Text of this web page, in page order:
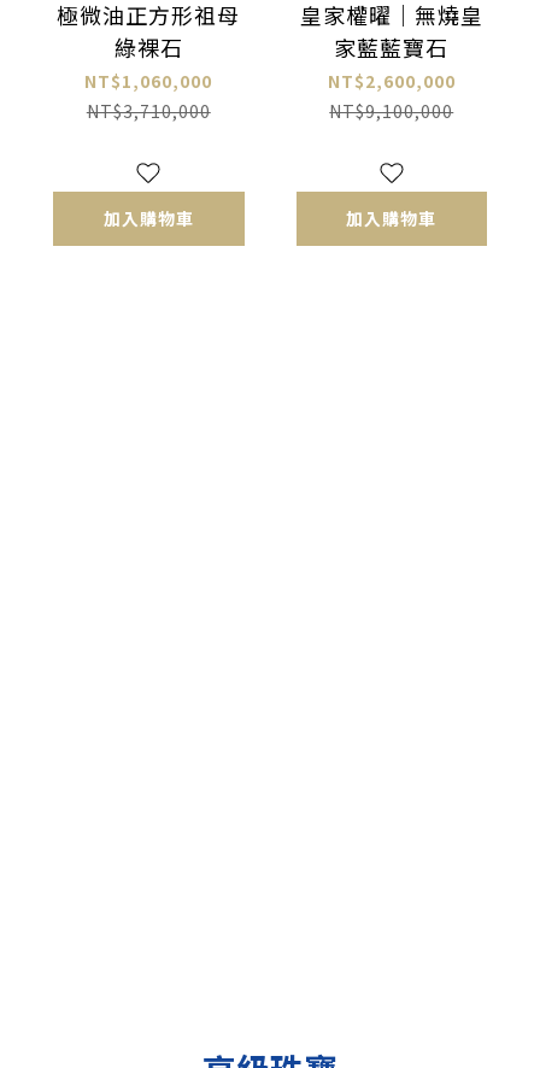
極微油正方形祖母
綠裸石
NT$1,060,000
NT$3,710,000
加入購物車
皇家權曜｜無燒皇
家藍藍寶石
NT$2,600,000
NT$9,100,000
加入購物車